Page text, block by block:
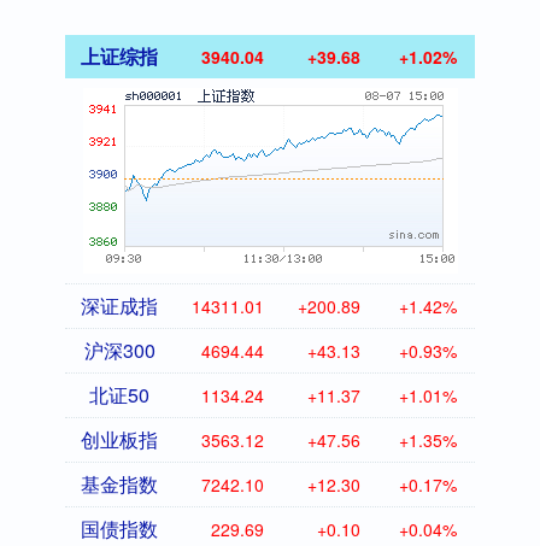
上证综指 3940.04 +39.68 +1.02%
深证成指 14311.01 +200.89 +1.42%
沪深300 4694.44 +43.13 +0.93%
北证50 1134.24 +11.37 +1.01%
创业板指 3563.12 +47.56 +1.35%
基金指数 7242.10 +12.30 +0.17%
国债指数 229.69 +0.10 +0.04%